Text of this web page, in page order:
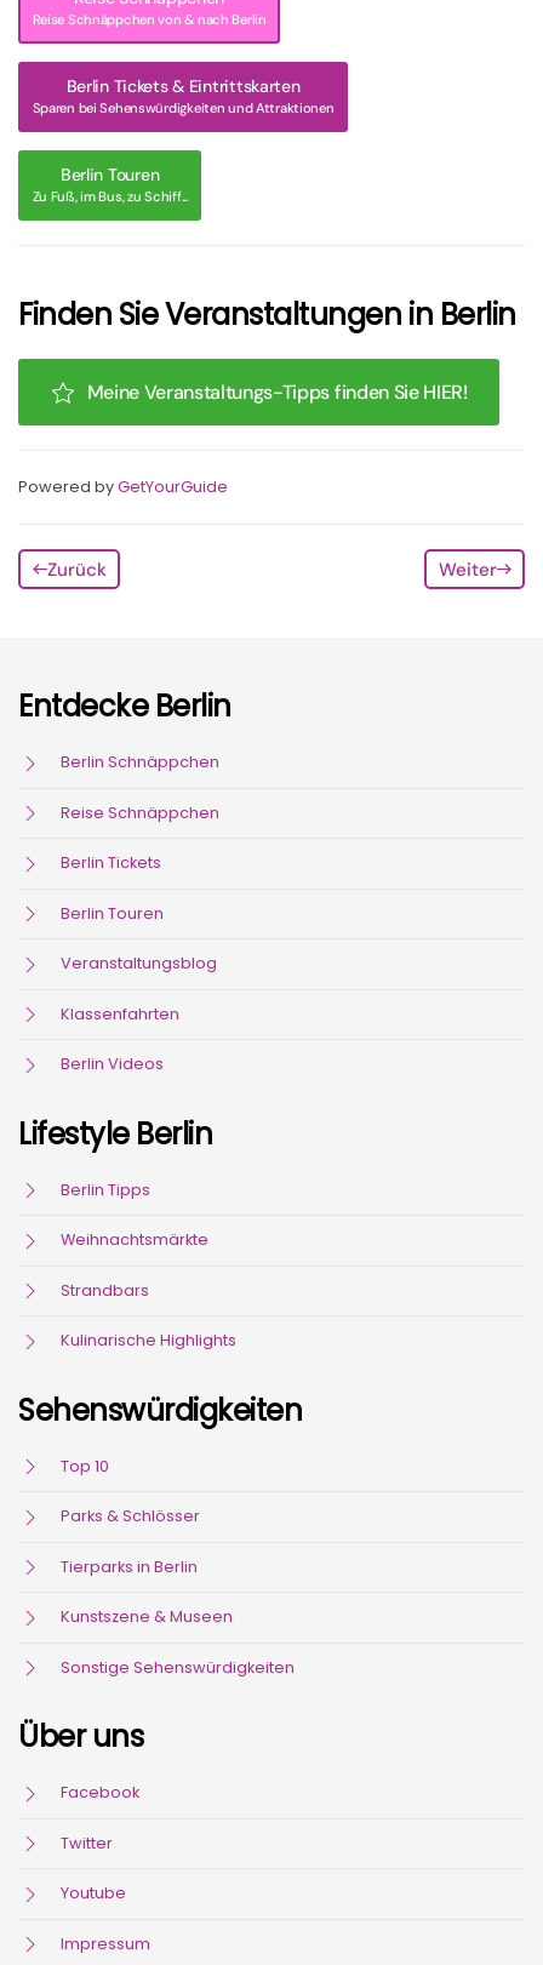
Reise Schnäppchen von & nach Berlin
Berlin Tickets & Eintrittskarten
Sparen bei Sehenswürdigkeiten und Attraktionen
Berlin Touren
Zu Fuß, im Bus, zu Schiff...
Finden Sie Veranstaltungen in Berlin
Meine Veranstaltungs-Tipps finden Sie HIER!
Powered byGetYourGuide
Zurück Weiter
Entdecke Berlin
Berlin Schnäppchen
Reise Schnäppchen
Berlin Tickets
Berlin Touren
Veranstaltungsblog
Klassenfahrten
Berlin Videos
Lifestyle Berlin
Berlin Tipps
Weihnachtsmärkte
Strandbars
Kulinarische Highlights
Sehenswürdigkeiten
Top 10
Parks & Schlösser
Tierparks in Berlin
Kunstszene & Museen
Sonstige Sehenswürdigkeiten
Über uns
Facebook
Twitter
Youtube
Impressum